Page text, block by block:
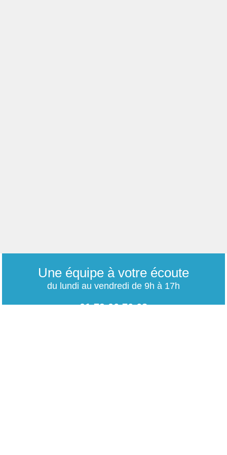
Une équipe à votre écoute
du lundi au vendredi de 9h à 17h
01 79 06 76 68